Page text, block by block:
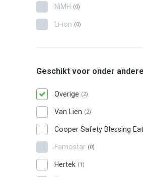
NiMH (0)
Li-ion (0)
Geschikt voor onder andere
Overige (2)
Van Lien (2)
Cooper Safety Blessing
Famostar (0)
Hertek (1)